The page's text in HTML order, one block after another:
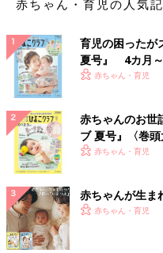
赤ちゃん・育児の人気
育児の困ったが
夏号』 4カ月～
いっぱい！
赤ちゃん・育児
赤ちゃんのお世
ブ 夏号』〈巻
く！ おっぱい・
赤ちゃん・育児
赤ちゃんが生ま
赤ちゃん・育児